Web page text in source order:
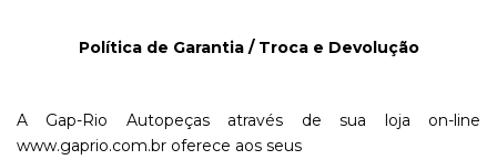
Política de Garantia / Troca e Devolução
A Gap-Rio Autopeças através de sua loja on-line
www.gaprio.com.br oferece aos seus